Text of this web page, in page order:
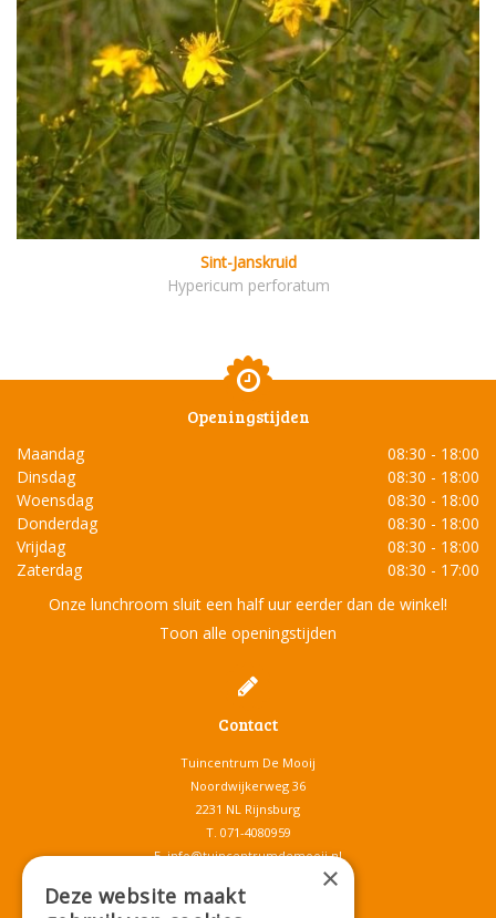
Sint-Janskruid
Hypericum perforatum
Openingstijden
Maandag
08:30 - 18:00
Dinsdag
08:30 - 18:00
Woensdag
08:30 - 18:00
Donderdag
08:30 - 18:00
Vrijdag
08:30 - 18:00
Zaterdag
08:30 - 17:00
Onze lunchroom sluit een half uur eerder dan de winkel!
Toon alle openingstijden
Contact
Tuincentrum De Mooij
Noordwijkerweg 36
2231 NL Rijnsburg
T. 071-4080959
E.info@tuincentrumdemooij.nl
×
Deze website maakt